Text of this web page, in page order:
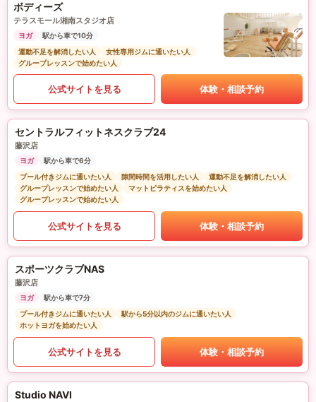
ボディーズ
テラスモール湘南スタジオ店
ヨガ
駅から車で10分
運動不足を解消したい人
女性専用ジムに通いたい人
グループレッスンで始めたい人
公式サイトを見る 体験・相談予約
セントラルフィットネスクラブ24
藤沢店
ヨガ
駅から車で6分
プール付きジムに通いたい人
隙間時間を活用したい人
運動不足を解消したい人
グループレッスンで始めたい人
マットピラティスを始めたい人
グループレッスンで始めたい人
公式サイトを見る 体験・相談予約
スポーツクラブNAS
藤沢店
ヨガ
駅から車で7分
プール付きジムに通いたい人
駅から5分以内のジムに通いたい人
ホットヨガを始めたい人
公式サイトを見る 体験・相談予約
Studio NAVI